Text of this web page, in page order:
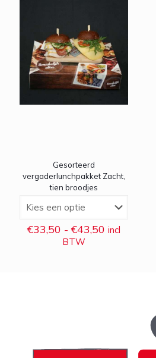
Gesorteerd
vergaderlunchpakket Zacht,
tien broodjes
€33,50 - €43,50 Prijsklasse:
incl
BTW